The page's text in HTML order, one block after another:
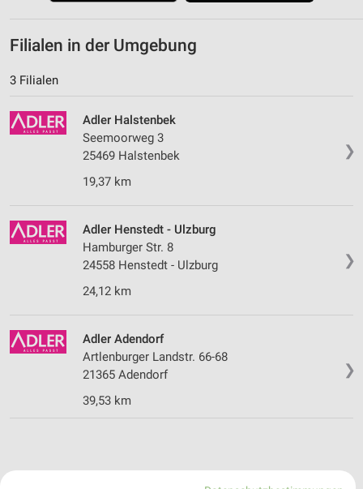
Filialen in der Umgebung
3 Filialen
❯
Adler Halstenbek
Seemoorweg 3
25469 Halstenbek
19,37 km
❯
Adler Henstedt - Ulzburg
Hamburger Str. 8
24558 Henstedt - Ulzburg
24,12 km
❯
Adler Adendorf
Artlenburger Landstr. 66-68
21365 Adendorf
39,53 km